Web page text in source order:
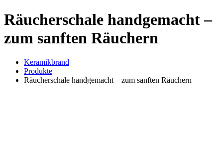
Räucherschale handgemacht –
zum sanften Räuchern
Keramikbrand
Produkte
Räucherschale handgemacht – zum sanften Räuchern